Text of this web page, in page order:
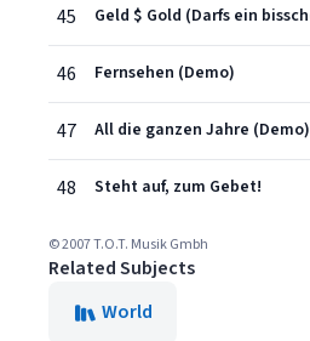
45
46 Fernsehen (Demo)
47 All die ganzen Jahre (Demo)
48 Steht auf, zum Gebet!
© 2007 T.O.T. Musik Gmbh
Related Subjects
World